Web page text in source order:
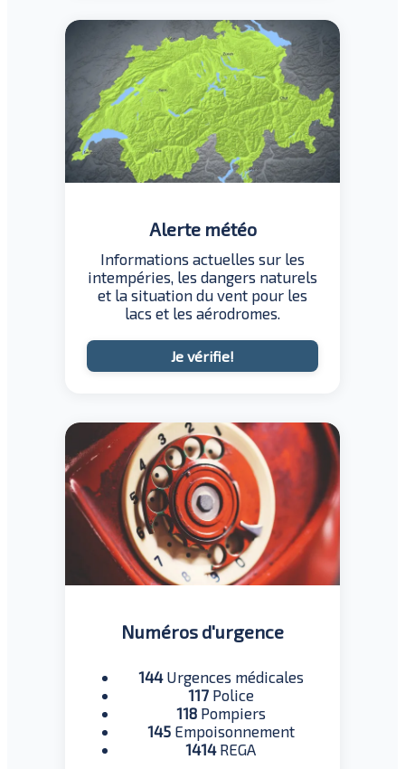
Alerte météo
Informations actuelles sur les
intempéries, les dangers naturels
et la situation du vent pour les
lacs et les aérodromes.
Je vérifie!
Numéros d'urgence
144Urgences médicales
117Police
118Pompiers
145Empoisonnement
1414REGA